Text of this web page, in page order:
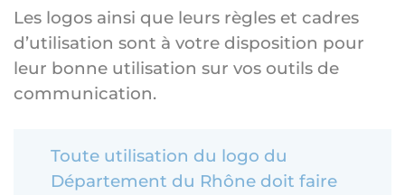
Les logos ainsi que leurs règles et cadres
d’utilisation sont à votre disposition pour
leur bonne utilisation sur vos outils de
communication.
Toute utilisation du logo du
Département du Rhône doit faire